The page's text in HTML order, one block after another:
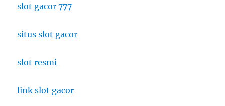
slot gacor 777
situs slot gacor
slot resmi
link slot gacor